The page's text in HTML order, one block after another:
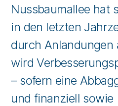
Nussbaumallee hat
in den letzten
durch Anlandungen
wird
– sofern eine
und finanziell sowie